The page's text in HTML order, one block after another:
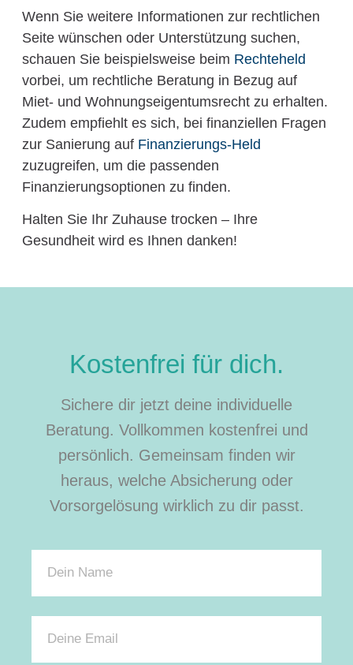
Wenn Sie weitere Informationen zur rechtlichen
Seite wünschen oder Unterstützung suchen,
schauen Sie beispielsweise beim Rechteheld
vorbei, um rechtliche Beratung in Bezug auf
Miet- und Wohnungseigentumsrecht zu erhalten.
Zudem empfiehlt es sich, bei finanziellen Fragen
zur Sanierung auf Finanzierungs-Held
zuzugreifen, um die passenden
Finanzierungsoptionen zu finden.
Halten Sie Ihr Zuhause trocken – Ihre
Gesundheit wird es Ihnen danken!
Kostenfrei für dich.
Sichere dir jetzt deine individuelle
Beratung. Vollkommen kostenfrei und
persönlich. Gemeinsam finden wir
heraus, welche Absicherung oder
Vorsorgelösung wirklich zu dir passt.